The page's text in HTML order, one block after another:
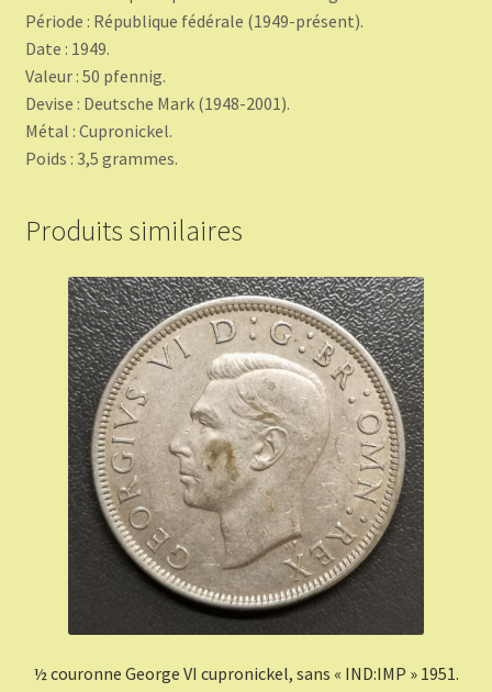
Période : République fédérale (1949-présent).
Date : 1949.
Valeur : 50 pfennig.
Devise : Deutsche Mark (1948-2001).
Métal : Cupronickel.
Poids : 3,5 grammes.
Produits similaires
½ couronne George VI cupronickel, sans « IND:IMP » 1951.